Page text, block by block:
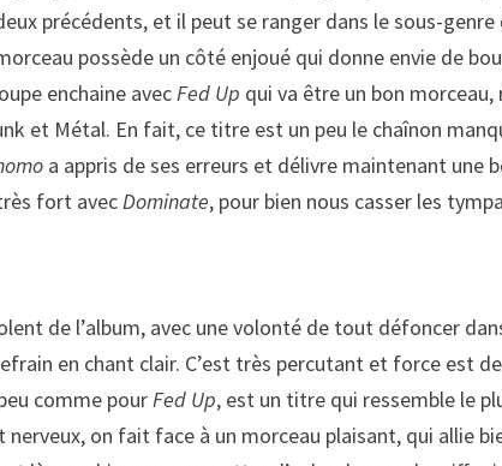
précédents, et il peut se ranger dans le sous-genre
possède un côté enjoué qui donne envie de
enchaine avecFed Up qui va être un bon
et Métal. En fait, ce titre est un peu le chaînon
a appris de ses erreurs et délivre maintenant une
fort avecDominate, pour bien nous casser les
de l’album, avec une volonté de tout défoncer
en chant clair. C’est très percutant et force est
comme pourFed Up, est un titre qui ressemble le
on fait face à un morceau plaisant, qui allie